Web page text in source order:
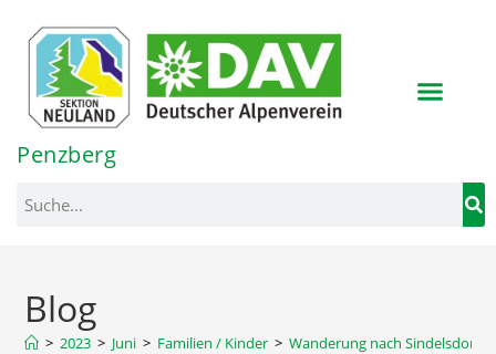
springen
Penzberg
Blog
> 2023 > Juni > Familien / Kinder > Wanderung nach Sindelsdorf